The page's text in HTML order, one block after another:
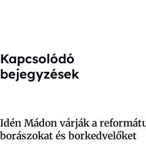
Kapcsolódó
bejegyzések
Idén Mádon várják a
borászokat és borkedvelőket